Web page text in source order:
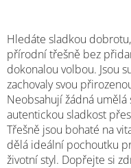
Hledáte sladkou
přírodní třešně bez
dokonalou volbou. Jsou
zachovaly svou
Neobsahují žádná
autentickou sladkost
Třešně jsou bohaté na
dělá ideální pochoutku
životní styl. Dopřejte si